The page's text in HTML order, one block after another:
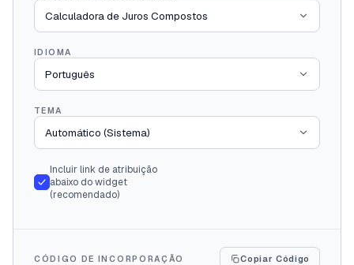
IDIOMA
TEMA
Incluir link de atribuição
abaixo do widget
(recomendado)
CÓDIGO DE INCORPORAÇÃO Copiar Código